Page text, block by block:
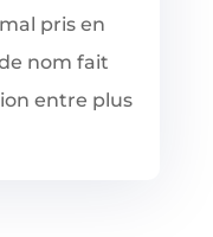
pris en
nom fait
entre plus